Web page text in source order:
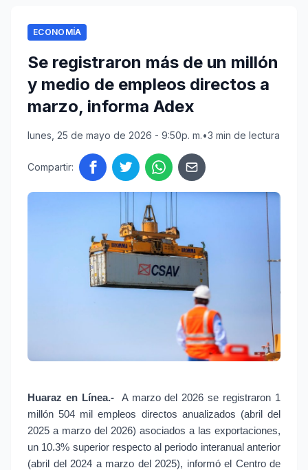
ECONOMÍA
Se registraron más de un millón
y medio de empleos directos a
marzo, informa Adex
lunes, 25 de mayo de 2026 - 9:50p. m.•3 min de lectura
Compartir:
Huaraz en Línea.-
A marzo del 2026 se registraron 1
millón 504 mil empleos directos anualizados (abril del
2025 a marzo del 2026) asociados a las exportaciones,
un 10.3% superior respecto al periodo interanual anterior
(abril del 2024 a marzo del 2025), informó el Centro de